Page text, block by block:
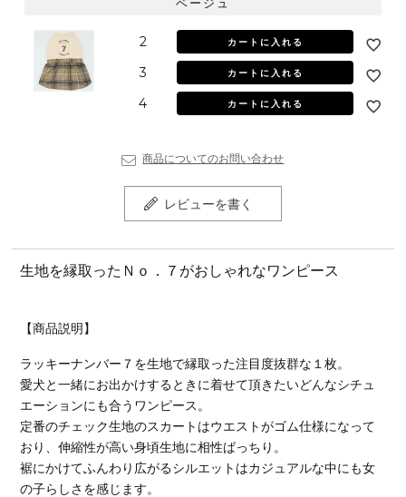
ベージュ
2 カートに入れる
3 カートに入れる
4 カートに入れる
商品についてのお問い合わせ
レビューを書く
生地を縁取ったＮｏ．７がおしゃれなワンピース
【商品説明】
ラッキーナンバー７を生地で縁取った注目度抜群な１枚。
愛犬と一緒にお出かけするときに着せて頂きたいどんなシチュ
エーションにも合うワンピース。
定番のチェック生地のスカートはウエストがゴム仕様になって
おり、伸縮性が高い身頃生地に相性ばっちり。
裾にかけてふんわり広がるシルエットはカジュアルな中にも女
の子らしさを感じます。